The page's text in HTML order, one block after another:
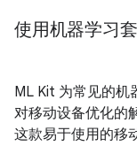
使用机器学习
ML Kit 为常见的机
对移动设备优化的
这款易于使用的移